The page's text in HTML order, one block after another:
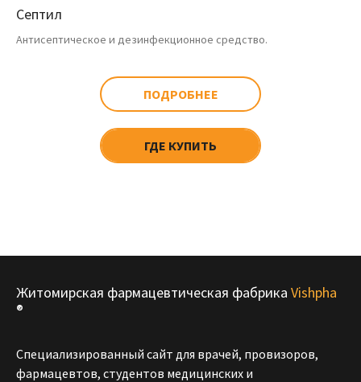
Септил
Антисептическое и дезинфекционное средство.
ПОДРОБНЕЕ
ГДЕ КУПИТЬ
Житомирская фармацевтическая фабрика Vishpha
®
Специализированный сайт для врачей, провизоров,
фармацевтов, студентов медицинских и